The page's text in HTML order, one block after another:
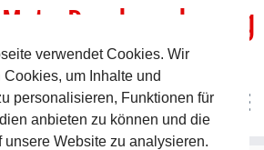
um Pommelsbrunn
verwendet Cookies. Wir
um Inhalte und
personalisieren, Funktionen für
anbieten zu können und die
unsere Website zu analysieren.